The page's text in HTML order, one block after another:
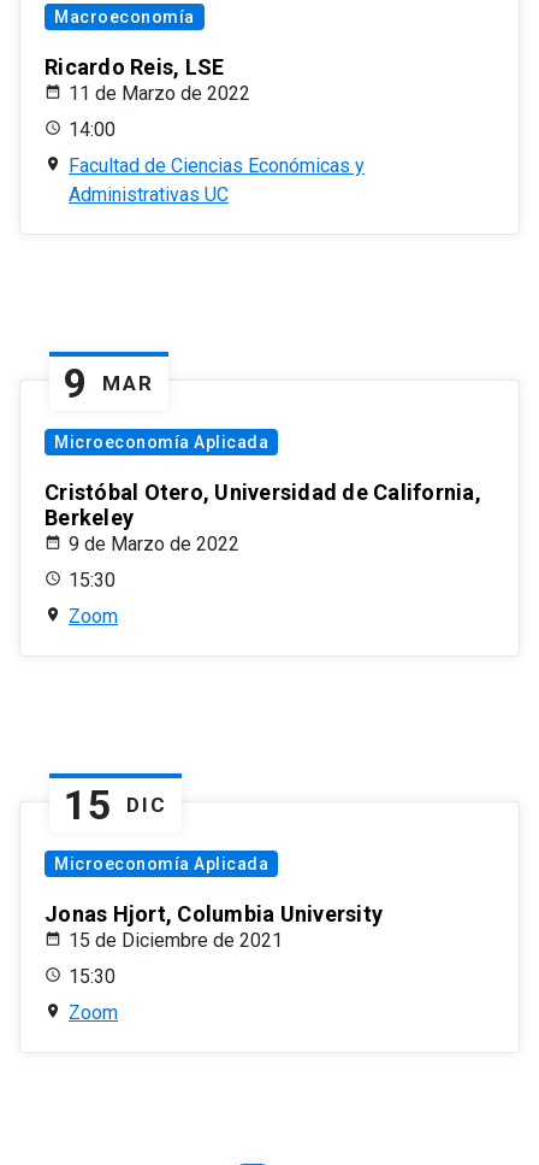
Macroeconomía
Ricardo Reis, LSE
11 de Marzo de 2022
14:00
Facultad de Ciencias Económicas y
Administrativas UC
9 MAR
Microeconomía Aplicada
Cristóbal Otero, Universidad de California,
Berkeley
9 de Marzo de 2022
15:30
Zoom
15 DIC
Microeconomía Aplicada
Jonas Hjort, Columbia University
15 de Diciembre de 2021
15:30
Zoom